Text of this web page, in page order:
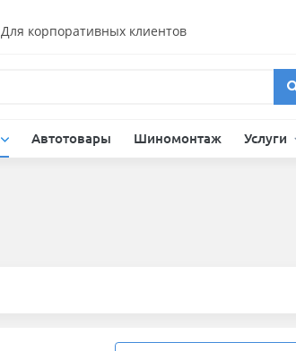
Для корпоративных клиентов
Автотовары Шиномонтаж Услуги